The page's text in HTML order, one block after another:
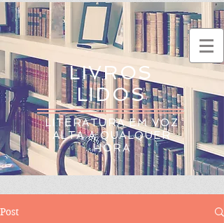
LIVROS
LIDOS
LITERATURA EM VOZ
ALTA A QUALQUER
HORA
Post